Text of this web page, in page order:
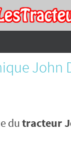
John
dutracteur